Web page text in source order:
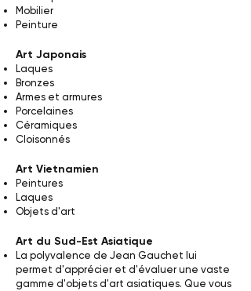
Mobilier
Peinture
Art Japonais
Laques
Bronzes
Armes et armures
Porcelaines
Céramiques
Cloisonnés
Art Vietnamien
Peintures
Laques
Objets d'art
Art du Sud-Est Asiatique
La polyvalence de Jean Gauchet lui
permet d'apprécier et d'évaluer une vaste
gamme d'objets d'art asiatiques. Que vous